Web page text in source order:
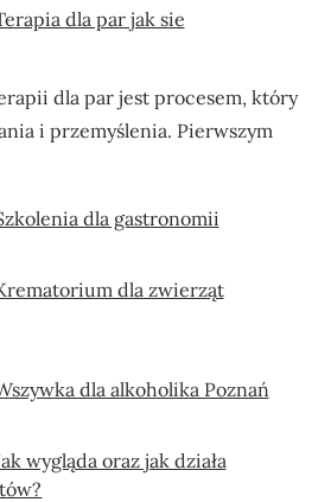
dla par jak sie
dla par jest procesem, który
i przemyślenia. Pierwszym
dla gastronomii
dla zwierząt
dla alkoholika Poznań
wygląda oraz jak działa